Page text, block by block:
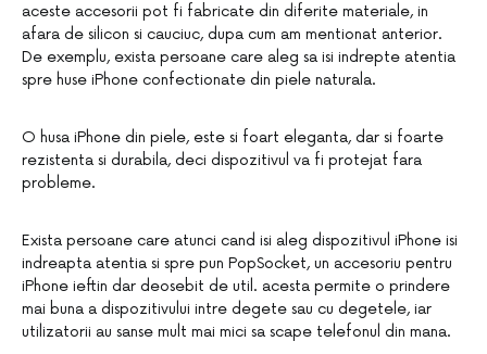
aceste accesorii pot fi fabricate din diferite materiale, in
afara de silicon si cauciuc, dupa cum am mentionat anterior.
De exemplu, exista persoane care aleg sa isi indrepte atentia
spre huse iPhone confectionate din piele naturala.
O husa iPhone din piele, este si foart eleganta, dar si foarte
rezistenta si durabila, deci dispozitivul va fi protejat fara
probleme.
Exista persoane care atunci cand isi aleg dispozitivul iPhone isi
indreapta atentia si spre pun PopSocket, un accesoriu pentru
iPhone ieftin dar deosebit de util. acesta permite o prindere
mai buna a dispozitivului intre degete sau cu degetele, iar
utilizatorii au sanse mult mai mici sa scape telefonul din mana.